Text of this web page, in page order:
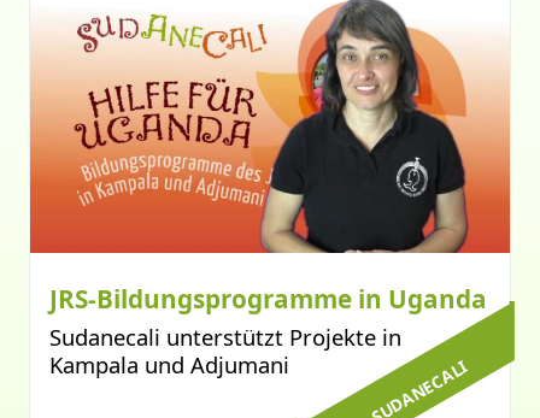
JRS-Bildungsprogramme in Uganda
Sudanecali unterstützt Projekte in
Kampala und Adjumani
SUDANECALI